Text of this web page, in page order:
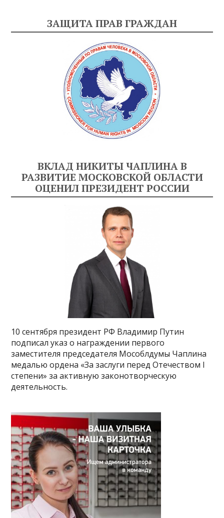
ЗАЩИТА ПРАВ ГРАЖДАН
ВКЛАД НИКИТЫ ЧАПЛИНА В
РАЗВИТИЕ МОСКОВСКОЙ ОБЛАСТИ
ОЦЕНИЛ ПРЕЗИДЕНТ РОССИИ
10 сентября президент РФ Владимир Путин
подписал указ о награждении первого
заместителя председателя Мособлдумы Чаплина
медалью ордена «За заслуги перед Отечеством I
степени» за активную законотворческую
деятельность.